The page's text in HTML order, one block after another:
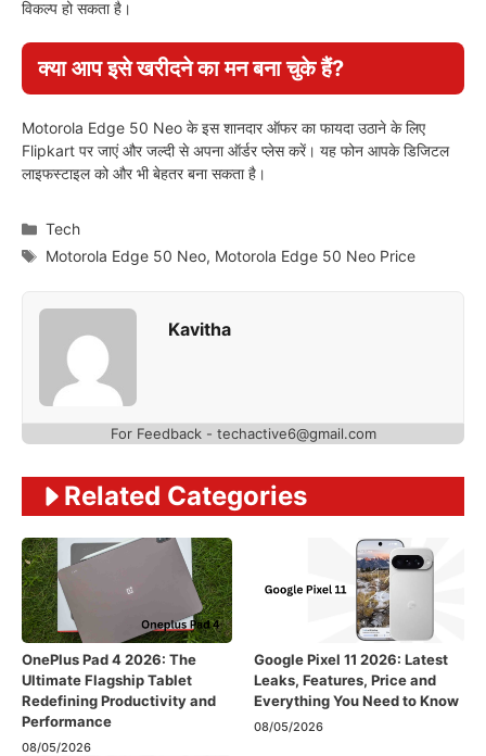
विकल्प हो सकता है।
क्या आप इसे खरीदने का मन बना चुके हैं?
Motorola Edge 50 Neo के इस शानदार ऑफर का फायदा उठाने के लिए
Flipkart पर जाएं और जल्दी से अपना ऑर्डर प्लेस करें। यह फोन आपके डिजिटल
लाइफस्टाइल को और भी बेहतर बना सकता है।
Categories
Tech
Tags
Motorola Edge 50 Neo, Motorola Edge 50 Neo Price
Kavitha
For Feedback - techactive6@gmail.com
Related Categories
OnePlus Pad 4 2026: The
Ultimate Flagship Tablet
Redefining Productivity and
Performance
08/05/2026
Google Pixel 11 2026: Latest
Leaks, Features, Price and
Everything You Need to Know
08/05/2026